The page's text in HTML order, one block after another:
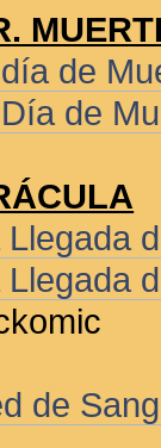
de
de
Llegada
Llegada
de